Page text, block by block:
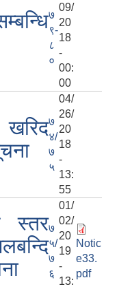
७
९-
८
०
09/
20
18
-
00:
00
खरिद७
४/
७
५
04/
26/
20
18
-
13:
55
स्तर७
५/
७
६
01/
02/
20
19
-
13:
Notic
e33.
pdf